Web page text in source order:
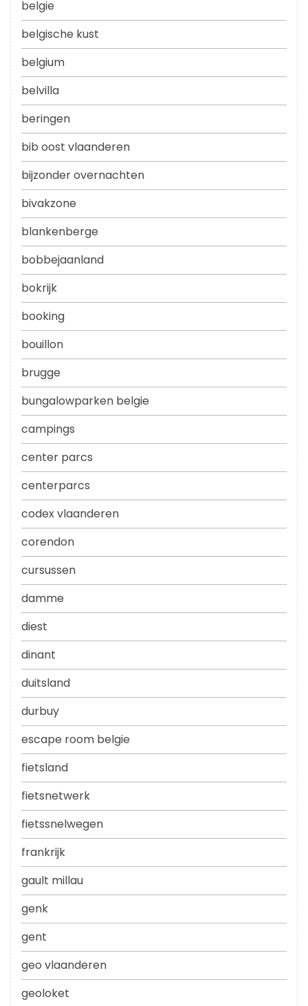
belgie
belgische kust
belgium
belvilla
beringen
bib oost vlaanderen
bijzonder overnachten
bivakzone
blankenberge
bobbejaanland
bokrijk
booking
bouillon
brugge
bungalowparken belgie
campings
center parcs
centerparcs
codex vlaanderen
corendon
cursussen
damme
diest
dinant
duitsland
durbuy
escape room belgie
fietsland
fietsnetwerk
fietssnelwegen
frankrijk
gault millau
genk
gent
geo vlaanderen
geoloket